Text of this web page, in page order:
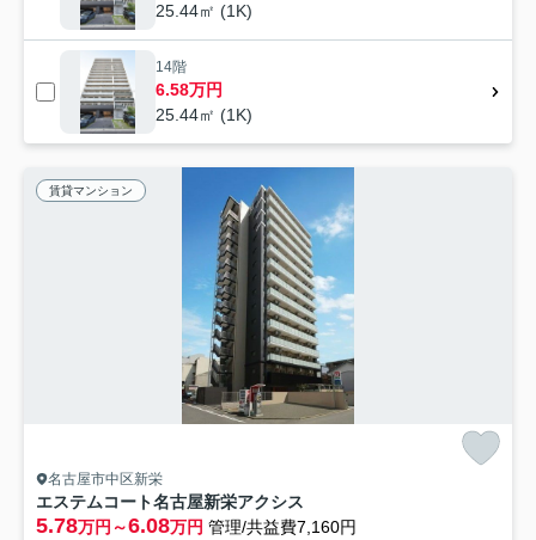
25.44㎡ (1K)
14階
6.58万円
25.44㎡ (1K)
賃貸マンション
名古屋市中区新栄
エステムコート名古屋新栄アクシス
5.78万円～6.08万円 管理/共益費7,160円